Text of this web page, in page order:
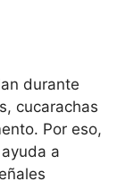
durante
cucarachas
Por eso,
a